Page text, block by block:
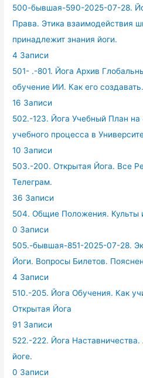
500-бывшая-590-2025-07-28.
Права. Этика взаимодействия
принадлежит знания йоги.
4 Записи
501- .-801. Йога Архив
обучение ИИ. Как его создавать.
16 Записи
502.-123. Йога Учебный План на
учебного процесса в
10 Записи
503.-200. Открытая Йога. Все
Телеграм.
36 Записи
504. Общие Положения. Культы
0 Записи
505.-бывшая-851-2025-07-28.
Йоги. Вопросы Билетов.
4 Записи
510.-205. Йога Обучения. Как
Открытая Йога
91 Записи
522.-222. Йога
йоге.
0 Записи